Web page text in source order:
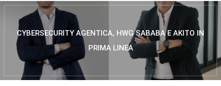
CYBERSECURITY AGENTICA, HWG SABABA E AKITO IN
PRIMA LINEA